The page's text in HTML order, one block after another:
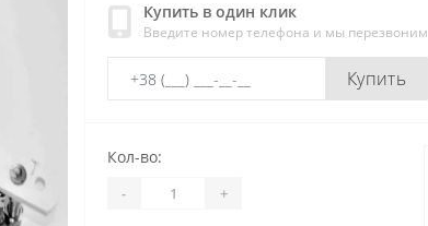
Купить в один клик
Введите номер телефона и мы перезвоним
Купить
Кол-во:
- +